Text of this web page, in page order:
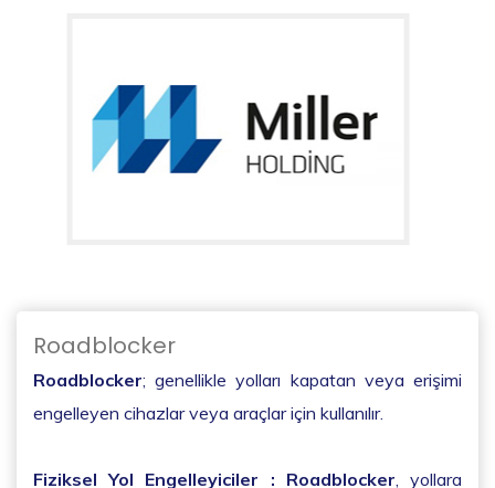
Roadblocker
Roadblocker; genellikle yolları kapatan veya erişimi
engelleyen cihazlar veya araçlar için kullanılır.
Fiziksel Yol Engelleyiciler : Roadblocker , yollara